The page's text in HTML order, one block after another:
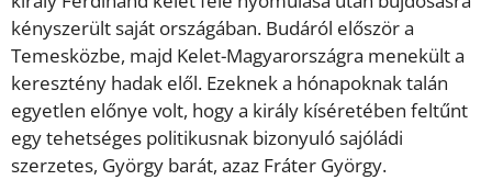
kényszerült saját országában. Budáról először a
Temesközbe, majd Kelet-Magyarországra menekült a
keresztény hadak elől. Ezeknek a hónapoknak talán
egyetlen előnye volt, hogy a király kíséretében feltűnt
egy tehetséges politikusnak bizonyuló sajóládi
szerzetes, György barát, azaz Fráter György.